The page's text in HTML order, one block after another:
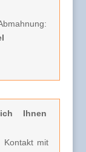
Ihnen
mit